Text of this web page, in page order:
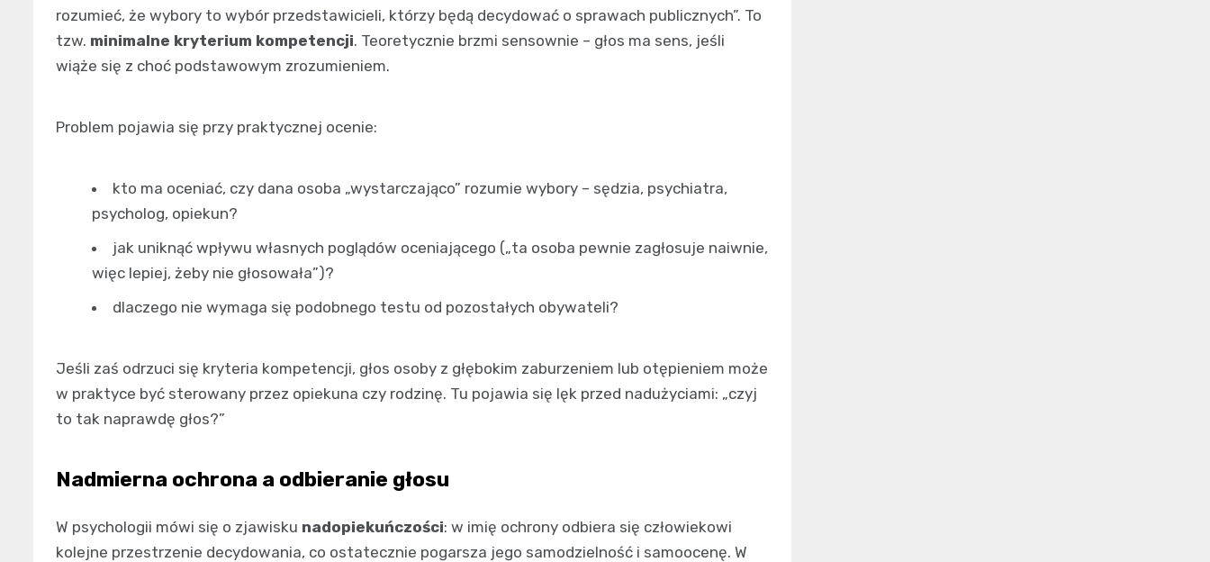
rozumieć, że wybory to wybór przedstawicieli, którzy będą decydować o sprawach publicznych”. To
tzw. minimalne kryterium kompetencji. Teoretycznie brzmi sensownie – głos ma sens, jeśli
wiąże się z choć podstawowym zrozumieniem.
Problem pojawia się przy praktycznej ocenie:
kto ma oceniać, czy dana osoba „wystarczająco” rozumie wybory – sędzia, psychiatra,
psycholog, opiekun?
jak uniknąć wpływu własnych poglądów oceniającego („ta osoba pewnie zagłosuje naiwnie,
więc lepiej, żeby nie głosowała”)?
dlaczego nie wymaga się podobnego testu od pozostałych obywateli?
Jeśli zaś odrzuci się kryteria kompetencji, głos osoby z głębokim zaburzeniem lub otępieniem może
w praktyce być sterowany przez opiekuna czy rodzinę. Tu pojawia się lęk przed nadużyciami: „czyj
to tak naprawdę głos?”
Nadmierna ochrona a odbieranie głosu
W psychologii mówi się o zjawisku nadopiekuńczości: w imię ochrony odbiera się człowiekowi
kolejne przestrzenie decydowania, co ostatecznie pogarsza jego samodzielność i samoocenę. W